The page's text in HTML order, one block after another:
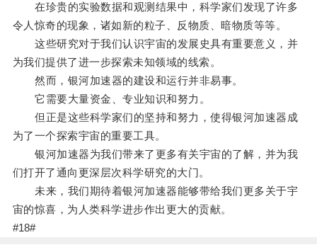
在珍贵的实验数据和观测结果中，科学家们发现了许多
令人惊奇的现象，诸如新的粒子、反物质、暗物质等等。
这些研究对于我们认识宇宙的发展史具有重要意义，并
为我们提供了进一步探索未知领域的线索。
然而，银河加速器的建设和运行并非易事。
它需要大量资金、专业知识和努力。
但正是这些科学家们的坚持和努力，使得银河加速器成
为了一个探索宇宙的重要工具。
银河加速器为我们带来了更多有关宇宙的了解，并为我
们打开了通向更深层次科学研究的大门。
未来，我们期待着银河加速器能够带给我们更多关于宇
宙的惊喜，为人类科学进步作出更大的贡献。
#18#